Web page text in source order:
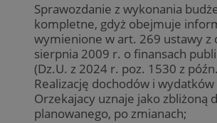
Sprawozdanie z wykonania
kompletne, gdyż obejmuje
wymienione w art. 269 ustawy z
sierpnia 2009 r. o finansach
(Dz.U. z 2024 r. poz. 1530 z
Realizację dochodów i wydatków
Orzekajacy uznaje jako zbliżoną
planowanego, po zmianach;